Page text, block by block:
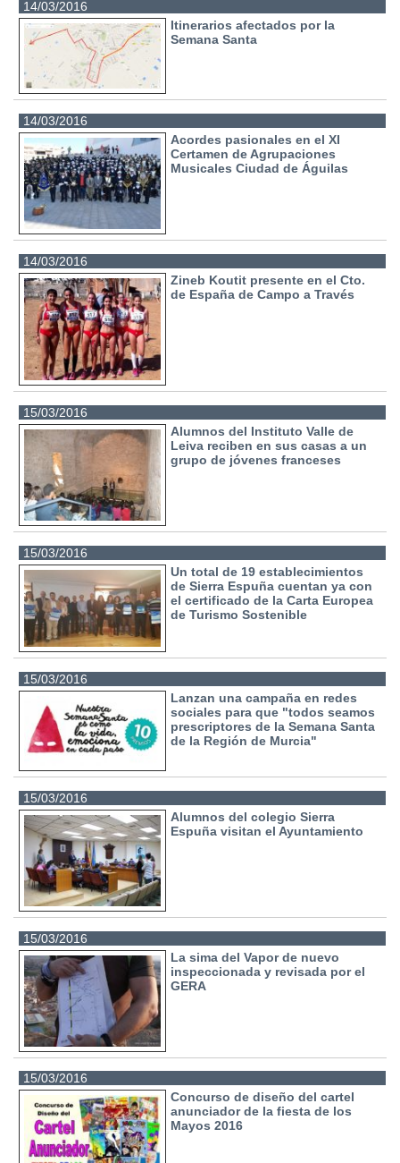
14/03/2016
Itinerarios afectados por la
Semana Santa
14/03/2016
Acordes pasionales en el XI
Certamen de Agrupaciones
Musicales Ciudad de Águilas
14/03/2016
Zineb Koutit presente en el Cto.
de España de Campo a Través
15/03/2016
Alumnos del Instituto Valle de
Leiva reciben en sus casas a un
grupo de jóvenes franceses
15/03/2016
Un total de 19 establecimientos
de Sierra Espuña cuentan ya con
el certificado de la Carta Europea
de Turismo Sostenible
15/03/2016
Lanzan una campaña en redes
sociales para que "todos seamos
prescriptores de la Semana Santa
de la Región de Murcia"
15/03/2016
Alumnos del colegio Sierra
Espuña visitan el Ayuntamiento
15/03/2016
La sima del Vapor de nuevo
inspeccionada y revisada por el
GERA
15/03/2016
Concurso de diseño del cartel
anunciador de la fiesta de los
Mayos 2016